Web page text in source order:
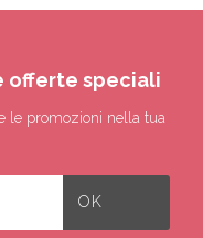
offerte speciali
le promozioni nella tua